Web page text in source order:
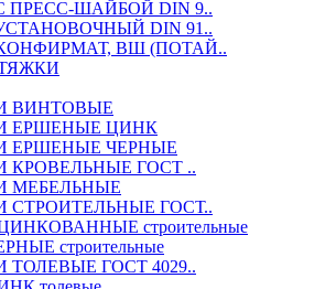
ПРЕСС-ШАЙБОЙ DIN 9..
DIN 91..
ВШ (ПОТАЙ..
ВИНТОВЫЕ
ЕРШЕНЫЕ ЦИНК
ЕРШЕНЫЕ ЧЕРНЫЕ
КРОВЕЛЬНЫЕ ГОСТ ..
МЕБЕЛЬНЫЕ
СТРОИТЕЛЬНЫЕ ГОСТ..
строительные
строительные
ТОЛЕВЫЕ ГОСТ 4029..